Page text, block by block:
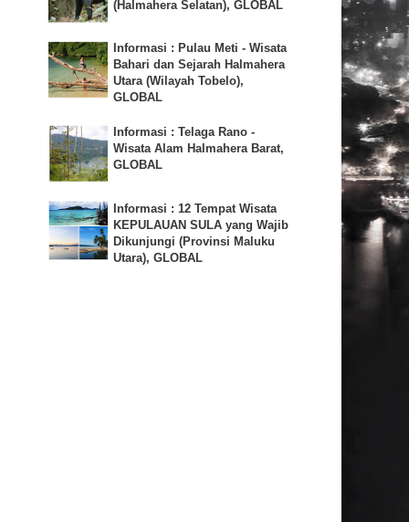
(Halmahera Selatan), GLOBAL
Informasi : Pulau Meti - Wisata
Bahari dan Sejarah Halmahera
Utara (Wilayah Tobelo),
GLOBAL
Informasi : Telaga Rano -
Wisata Alam Halmahera Barat,
GLOBAL
Informasi : 12 Tempat Wisata
KEPULAUAN SULA yang Wajib
Dikunjungi (Provinsi Maluku
Utara), GLOBAL